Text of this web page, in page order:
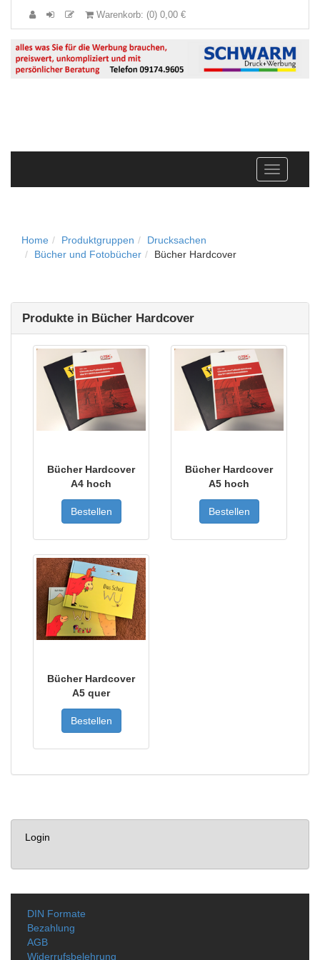
Warenkorb: (0) 0,00 €
Navigation
anzeigen
Home Produktgruppen
Drucksachen
Bücher und Fotobücher
Bücher Hardcover
Produkte in Bücher Hardcover
Bücher Hardcover
A4 hoch
Bestellen
Bücher Hardcover
A5 hoch
Bestellen
Bücher Hardcover
A5 quer
Bestellen
Login
DIN Formate
Bezahlung
AGB
Widerrufsbelehrung